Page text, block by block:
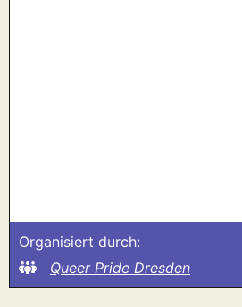
Organisiert durch:
Queer Pride Dresden